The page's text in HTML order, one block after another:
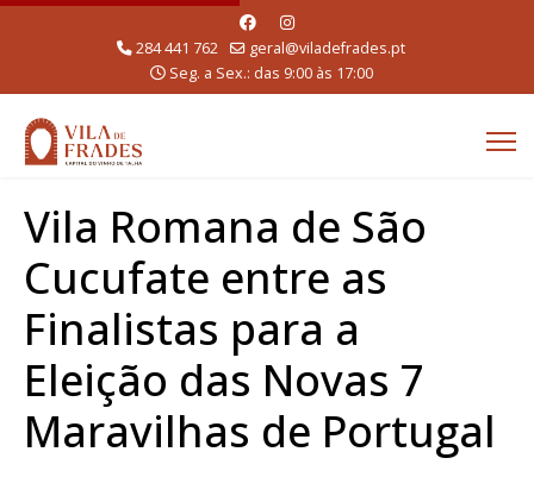
284 441 762
geral@viladefrades.pt
Seg. a Sex.: das 9:00 às 17:00
Vila Romana de São
Cucufate entre as
Finalistas para a
Eleição das Novas 7
Maravilhas de Portugal